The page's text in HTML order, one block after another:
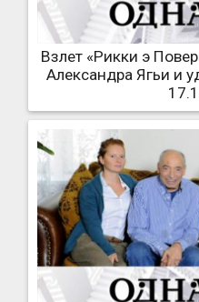
Взлет «Рикки э
Александра Ягьи и